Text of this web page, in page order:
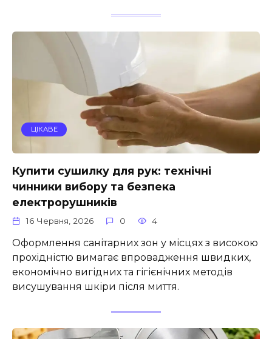
ЦІКАВЕ
Купити сушилку для рук: технічні
чинники вибору та безпека
електрорушників
16 Червня, 2026 0 4
Оформлення санітарних зон у місцях з високою
прохідністю вимагає впровадження швидких,
економічно вигідних та гігієнічних методів
висушування шкіри після миття.